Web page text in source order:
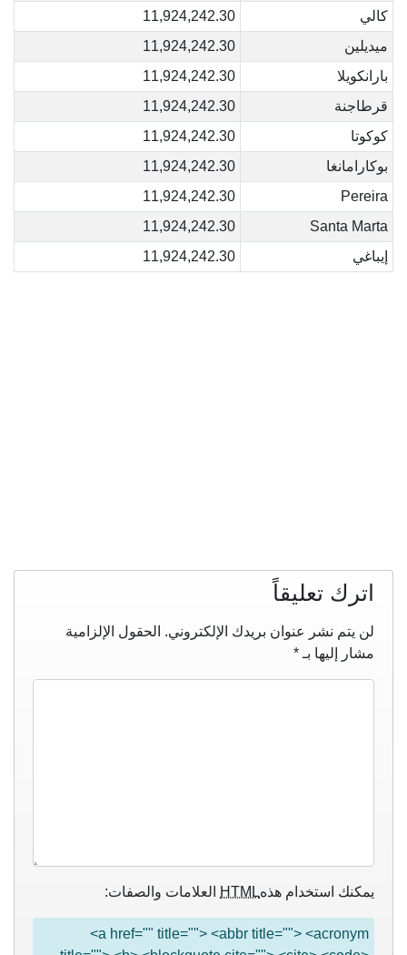
كالي
11,924,242.30
ميديلين
11,924,242.30
بارانكويلا
11,924,242.30
قرطاجنة
11,924,242.30
كوكوتا
11,924,242.30
بوكارامانغا
11,924,242.30
Pereira
11,924,242.30
Santa Marta
11,924,242.30
إيباغي
11,924,242.30
اترك تعليقاً
لن يتم نشر عنوان بريدك الإلكتروني. الحقول الإلزامية
مشار إليها بـ *
يمكنك استخدام هذهHTML العلامات والصفات:
<a href="" title=""> <abbr title=""> <acronym